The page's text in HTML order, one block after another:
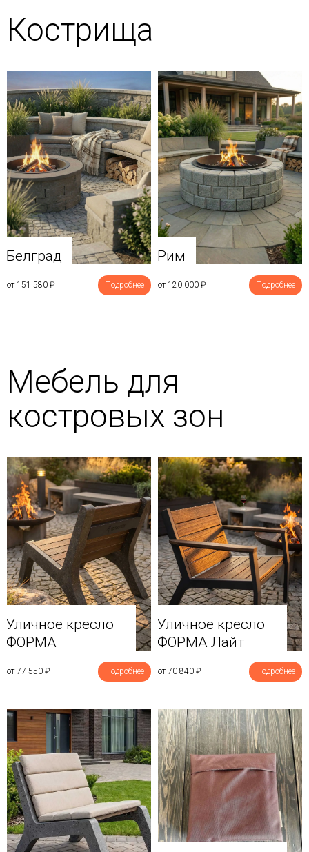
Кострища
Белград
от 151 580 ₽ Подробнее
Рим
от 120 000 ₽ Подробнее
Мебель для
костровых зон
Уличное кресло
ФОРМА
от 77 550 ₽ Подробнее
Уличное кресло
ФОРМА Лайт
от 70 840 ₽ Подробнее